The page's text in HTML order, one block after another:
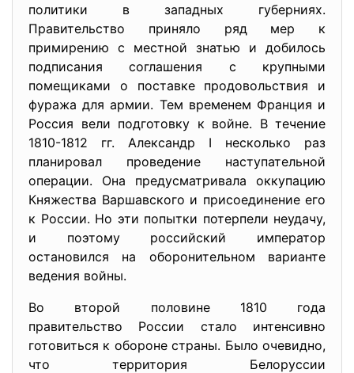
политики в западных губерниях.
Правительство приняло ряд мер к
примирению с местной знатью и добилось
подписания соглашения с крупными
помещиками о поставке продовольствия и
фуража для армии. Тем временем Франция и
Россия вели подготовку к войне. В течение
1810-1812 гг. Александр I несколько раз
планировал проведение наступательной
операции. Она предусматривала оккупацию
Княжества Варшавского и присоединение его
к России. Но эти попытки потерпели неудачу,
и поэтому российский император
остановился на оборонительном варианте
ведения войны.
Во второй половине 1810 года
правительство России стало интенсивно
готовиться к обороне страны. Было очевидно,
что территория Белоруссии